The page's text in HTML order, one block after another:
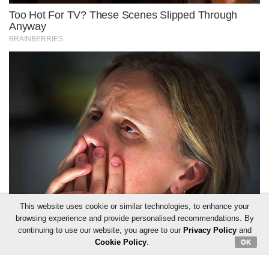
This website uses cookie or similar technologies, to enhance your
browsing experience and provide personalised recommendations. By
continuing to use our website, you agree to our Privacy Policyand
Cookie Policy. OK